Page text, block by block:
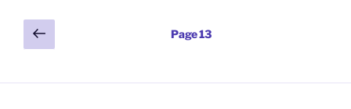
Pagination
des
Page
précédente
Page13